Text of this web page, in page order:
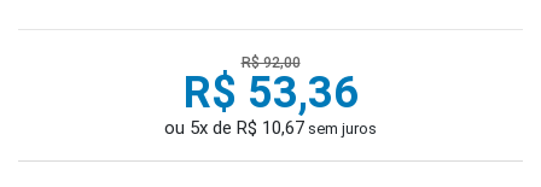
R$ 92,00
R$ 53,36
ou 5x de R$ 10,67 sem juros